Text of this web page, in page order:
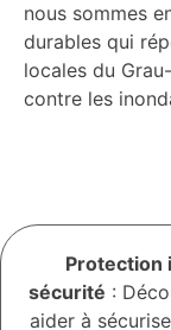
nous sommes
durables qui
locales du
contre les
Protection
sécurité :
aider à